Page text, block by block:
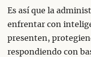
Es así que la
enfrentar con
presenten,
respondiendo con